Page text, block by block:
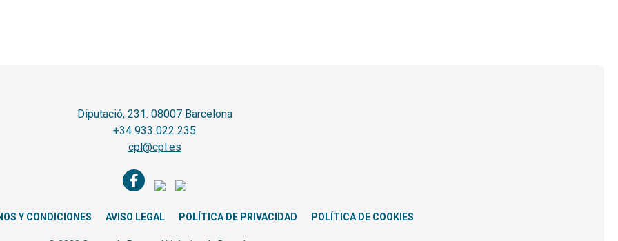
Diputació, 231. 08007 Barcelona
+34 933 022 235
cpl@cpl.es
Y CONDICIONES AVISO LEGAL POLÍTICA DE PRIVACIDAD POLÍTICA DE COOKIES